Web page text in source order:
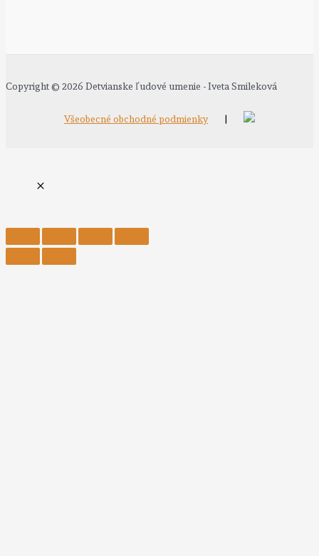
Copyright © 2026 Detvianske ľudové umenie - Iveta Smileková
Všeobecné obchodné podmienky |